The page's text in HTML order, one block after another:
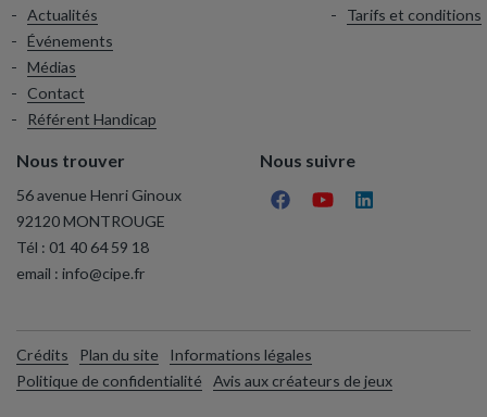
Actualités
Événements
Médias
Contact
Référent Handicap
Tarifs et conditions
Nous trouver
56 avenue Henri Ginoux
92120 MONTROUGE
Tél : 01 40 64 59 18
email : info@cipe.fr
Nous suivre
Crédits Plan du site
Informations légales
Politique de confidentialité
Avis aux créateurs de jeux